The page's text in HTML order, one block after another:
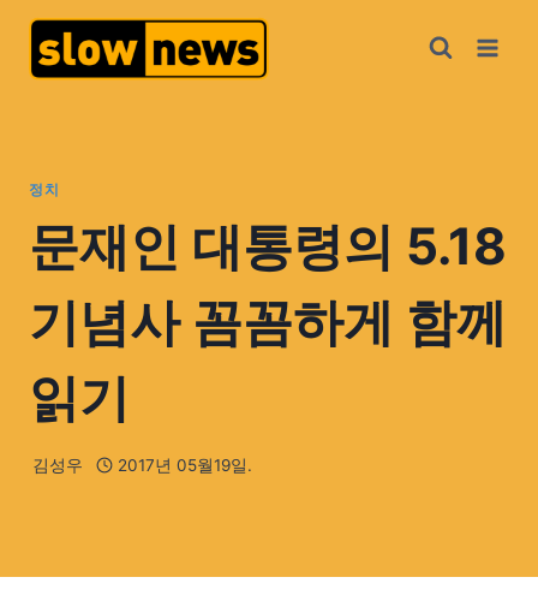
정치
문재인 대통령의 5.18
기념사 꼼꼼하게 함께
읽기
김성우 2017년 05월19일.